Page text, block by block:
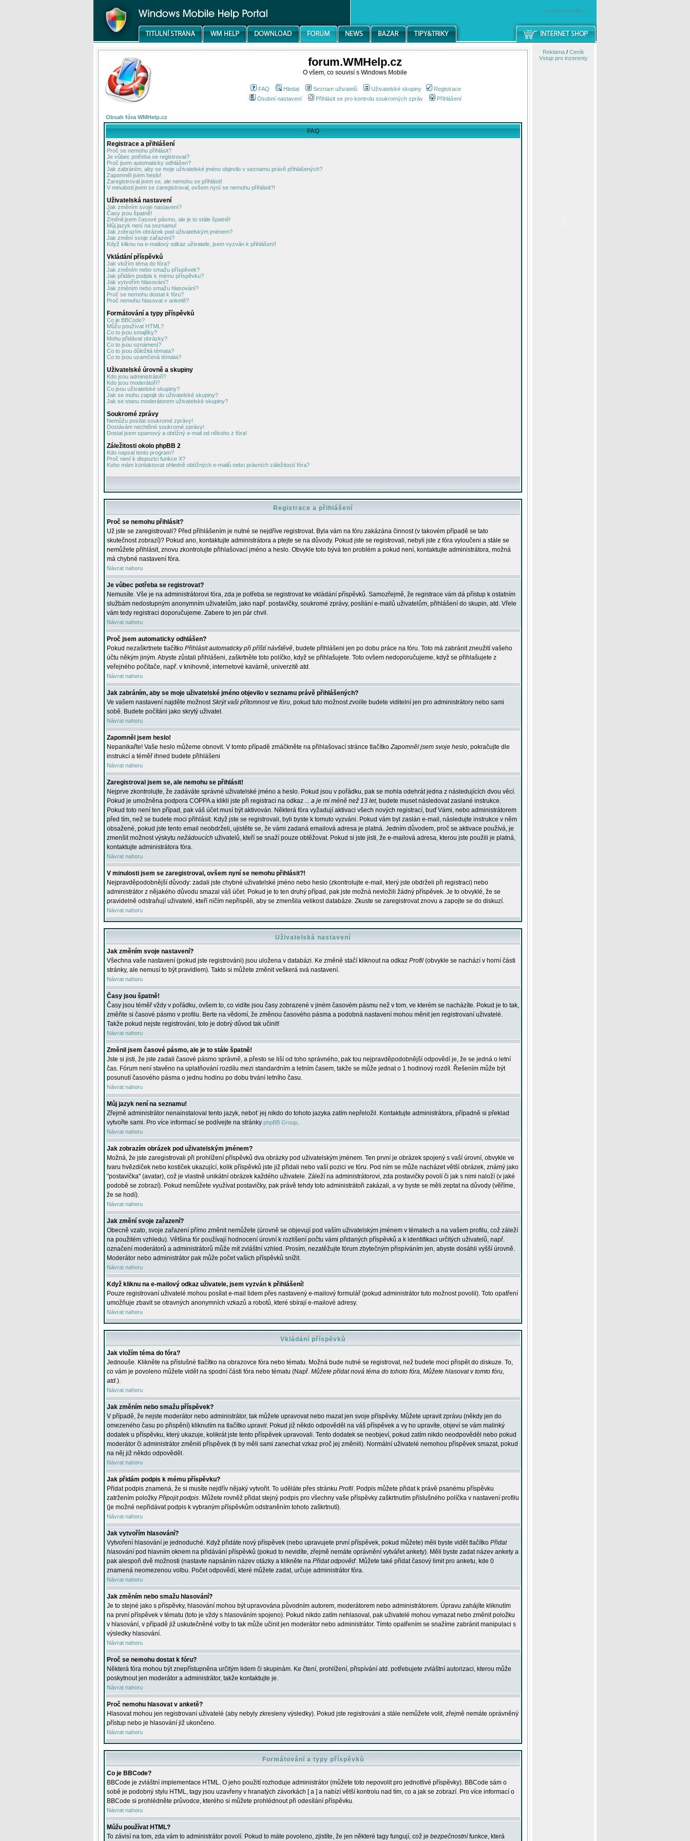
windowsmobile.cz
forum.WMHelp.cz
O všem, co souvisí s Windows Mobile
FAQ Hledat Seznam uživatelů Uživatelské skupiny
Registrace
Osobní nastavení
Přihlásit se pro kontrolu soukromých zpráv Přihlášení
Obsah fóra WMHelp.cz
FAQ
Registrace a přihlášení
Proč se nemohu přihlásit?
Je vůbec potřeba se registrovat?
Proč jsem automaticky odhlášen?
Jak zabráním, aby se moje uživatelské jméno objevilo v seznamu právě přihlášených?
Zapomněl jsem heslo!
Zaregistroval jsem se, ale nemohu se přihlásit!
V minulosti jsem se zaregistroval, ovšem nyní se nemohu přihlásit?!
Uživatelská nastavení
Jak změním svoje nastavení?
Časy jsou špatně!
Změnil jsem časové pásmo, ale je to stále špatně!
Můj jazyk není na seznamu!
Jak zobrazím obrázek pod uživatelským jménem?
Jak změní svoje zařazení?
Když kliknu na e-mailový odkaz uživatele, jsem vyzván k přihlášení!
Vkládání příspěvků
Jak vložím téma do fóra?
Jak změním nebo smažu příspěvek?
Jak přidám podpis k mému příspěvku?
Jak vytvořím hlasování?
Jak změním nebo smažu hlasování?
Proč se nemohu dostat k fóru?
Proč nemohu hlasovat v anketě?
Formátování a typy příspěvků
Co je BBCode?
Můžu používat HTML?
Co to jsou smajlíky?
Mohu přidávat obrázky?
Co to jsou oznámení?
Co to jsou důležitá témata?
Co to jsou uzamčená témata?
Uživatelské úrovně a skupiny
Kdo jsou administrátoři?
Kdo jsou moderátoři?
Co jsou uživatelské skupiny?
Jak se mohu zapojit do uživatelské skupiny?
Jak se stanu moderátorem uživatelské skupiny?
Soukromé zprávy
Nemůžu posílat soukromé zprávy!
Dostávám nechtěné soukromé zprávy!
Dostal jsem spamový a obtížný e-mail od někoho z fóra!
Záležitosti okolo phpBB 2
Kdo napsal tento program?
Proč není k dispozici funkce X?
Koho mám kontaktovat ohledně obtížných e-mailů nebo právních záležitostí fóra?
Registrace a přihlášení
Proč se nemohu přihlásit?
Už jste se zaregistrovali? Před přihlášením je nutné se nejdříve registrovat. Byla vám na fóru zakázána činnost (v takovém případě se tato
skutečnost zobrazí)? Pokud ano, kontaktujte administrátora a ptejte se na důvody. Pokud jste se registrovali, nebyli jste z fóra vyloučeni a stále se
nemůžete přihlásit, znovu zkontrolujte přihlašovací jméno a heslo. Obvykle toto bývá ten problém a pokud není, kontaktujte administrátora, možná
má chybné nastavení fóra.
Návrat nahoru
Je vůbec potřeba se registrovat?
Nemusíte. Vše je na administrátorovi fóra, zda je potřeba se registrovat ke vkládání příspěvků. Samozřejmě, že registrace vám dá přístup k ostatním
službám nedostupným anonymním uživatelům, jako např. postavičky, soukromé zprávy, posílání e-mailů uživatelům, přihlášení do skupin, atd. Vřele
vám tedy registraci doporučujeme. Zabere to jen pár chvil.
Návrat nahoru
Proč jsem automaticky odhlášen?
Pokud nezaškrtnete tlačítko Přihlásit automaticky při příští návštěvě, budete přihlášeni jen po dobu práce na fóru. Toto má zabránit zneužití vašeho
účtu někým jiným. Abyste zůstali přihlášeni, zaškrtněte toto políčko, když se přihlašujete. Toto ovšem nedoporučujeme, když se přihlašujete z
veřejného počítače, např. v knihovně, internetové kavárně, univerzitě atd.
Návrat nahoru
Jak zabráním, aby se moje uživatelské jméno objevilo v seznamu právě přihlášených?
Ve vašem nastavení najděte možnostSkrýt vaši přítomnost ve fóru, pokud tuto možnostzvolíte budete viditelní jen pro administrátory nebo sami
sobě. Budete počítáni jako skrytý uživatel.
Návrat nahoru
Zapomněl jsem heslo!
Nepanikařte! Vaše heslo můžeme obnovit. V tomto případě zmáčkněte na přihlašovací stránce tlačítkoZapomněl jsem svoje heslo, pokračujte dle
instrukcí a téměř ihned budete přihlášeni
Návrat nahoru
Zaregistroval jsem se, ale nemohu se přihlásit!
Nejprve zkontrolujte, že zadáváte správné uživatelské jméno a heslo. Pokud jsou v pořádku, pak se mohla odehrát jedna z následujících dvou věcí.
Pokud je umožněna podpora COPPA a klikli jste při registraci na odkaz ... a je mi méně než 13 let, budete muset následovat zaslané instrukce.
Pokud toto není ten případ, pak váš účet musí být aktivován. Některá fóra vyžadují aktivaci všech nových registrací, buď Vámi, nebo administrátorem
před tím, než se budete moci přihlásit. Když jste se registrovali, byli byste k tomuto vyzváni. Pokud vám byl zaslán e-mail, následujte instrukce v něm
obsažené, pokud jste tento email neobdrželi, ujistěte se, že vámi zadaná emailová adresa je platná. Jedním důvodem, proč se aktivace používá, je
zmenšit možnost výskytu nežádoucích uživatelů, kteří se snaží pouze obtěžovat. Pokud si jste jisti, že e-mailová adresa, kterou jste použili je platná,
kontaktujte administrátora fóra.
Návrat nahoru
V minulosti jsem se zaregistroval, ovšem nyní se nemohu přihlásit?!
Nejpravděpodobnější důvody: zadali jste chybné uživatelské jméno nebo heslo (zkontrolujte e-mail, který jste obdrželi při registraci) nebo
administrátor z nějakého důvodu smazal váš účet. Pokud je to ten druhý případ, pak jste možná nevložili žádný příspěvek. Je to obvyklé, že se
pravidelně odstraňují uživatelé, kteří ničím nepřispěli, aby se zmenšila velikost databáze. Zkuste se zaregistrovat znovu a zapojte se do diskuzí.
Návrat nahoru
Uživatelská nastavení
Jak změním svoje nastavení?
Všechna vaše nastavení (pokud jste registrováni) jsou uložena v databázi. Ke změně stačí kliknout na odkaz Profil (obvykle se nachází v horní části
stránky, ale nemusí to být pravidlem). Takto si můžete změnit veškerá svá nastavení.
Návrat nahoru
Časy jsou špatně!
Časy jsou téměř vždy v pořádku, ovšem to, co vidíte jsou časy zobrazené v jiném časovém pásmu než v tom, ve kterém se nacházíte. Pokud je to tak,
změňte si časové pásmo v profilu. Berte na vědomí, že změnou časového pásma a podobná nastavení mohou měnit jen registrovaní uživatelé.
Takže pokud nejste registrováni, toto je dobrý důvod tak učinit!
Návrat nahoru
Změnil jsem časové pásmo, ale je to stále špatně!
Jste si jisti, že jste zadali časové pásmo správně, a přesto se liší od toho správného, pak tou nejpravděpodobnější odpovědí je, že se jedná o letní
čas. Fórum není stavěno na uplatňování rozdílu mezi standardním a letním časem, takže se může jednat o 1 hodinový rozdíl. Řešením může být
posunutí časového pásma o jednu hodinu po dobu trvání letního času.
Návrat nahoru
Můj jazyk není na seznamu!
Zřejmě administrátor nenainstaloval tento jazyk, neboť jej nikdo do tohoto jazyka zatím nepřeložil. Kontaktujte administrátora, případně si překlad
vytvořte sami. Pro více informací se podívejte na stránky phpBB Group.
Návrat nahoru
Jak zobrazím obrázek pod uživatelským jménem?
Možná, že jste zaregistrovali při prohlížení příspěvků dva obrázky pod uživatelským jménem. Ten první je obrázek spojený s vaší úrovní, obvykle ve
tvaru hvězdiček nebo kostiček ukazující, kolik příspěvků jste již přidali nebo vaší pozici ve fóru. Pod ním se může nacházet větší obrázek, známý jako
"postavička" (avatar), což je vlastně unikátní obrázek každého uživatele. Záleží na administrátorovi, zda postavičky povolí či jak s nimi naloží (v jaké
podobě se zobrazí). Pokud nemůžete využívat postavičky, pak právě tehdy toto administrátoři zakázali, a vy byste se měli zeptat na důvody (věříme,
že se hodí).
Návrat nahoru
Jak změní svoje zařazení?
Obecně vzato, svoje zařazení přímo změnit nemůžete (úrovně se objevují pod vaším uživatelským jménem v tématech a na vašem profilu, což záleží
na použitém vzhledu). Většina fór používají hodnocení úrovní k rozlišení počtu vámi přidaných příspěvků a k identifikaci určitých uživatelů, např.
označení moderátorů a administrátorů může mít zvláštní vzhled. Prosím, nezatěžujte fórum zbytečným přispíváním jen, abyste dosáhli vyšší úrovně.
Moderátor nebo administrátor pak může počet vašich příspěvků snížit.
Návrat nahoru
Když kliknu na e-mailový odkaz uživatele, jsem vyzván k přihlášení!
Pouze registrovaní uživatelé mohou posílat e-mail lidem přes nastavený e-mailový formulář (pokud administrátor tuto možnost povolil). Toto opatření
umožňuje zbavit se otravných anonymních vzkazů a robotů, které sbírají e-mailové adresy.
Návrat nahoru
Vkládání příspěvků
Jak vložím téma do fóra?
Jednouše. Klikněte na příslušné tlačítko na obrazovce fóra nebo tématu. Možná bude nutné se registrovat, než budete moci přispět do diskuze. To,
co vám je povoleno můžete vidět na spodní části fóra nebo tématu (Např. Můžete přidat nová téma do tohoto fóra, Můžete hlasovat v tomto fóru,
atd.).
Návrat nahoru
Jak změním nebo smažu příspěvek?
V případě, že nejste moderátor nebo administrátor, tak můžete upravovat nebo mazat jen svoje příspěvky. Můžete upravit zprávu (někdy jen do
omezeného času po přispění) kliknutím na tlačítko upravit. Pokud již někdo odpověděl na váš příspěvek a vy ho upravíte, objeví se vám malinký
dodatek u příspěvku, který ukazuje, kolikrát jste tento příspěvek upravovali. Tento dodatek se neobjeví, pokud zatím nikdo neodpověděl nebo pokud
moderátor či administrátor změnili příspěvek (ti by měli sami zanechat vzkaz proč jej změnili). Normální uživatelé nemohou příspěvek smazat, pokud
na něj již někdo odpověděl.
Návrat nahoru
Jak přidám podpis k mému příspěvku?
Přidat podpis znamená, že si musíte nejdřív nějaký vytvořit. To uděláte přes stránku Profil. Podpis můžete přidat k právě psanému příspěvku
zatržením položky Připojit podpis. Můžete rovněž přidat stejný podpis pro všechny vaše příspěvky zaškrtnutím příslušného políčka v nastavení profilu
(je možné nepřidávat podpis k vybraným příspěvkům odstraněním tohoto zaškrtnutí).
Návrat nahoru
Jak vytvořím hlasování?
Vytvoření hlasování je jednoduché. Když přidáte nový příspěvek (nebo upravujete první příspěvek, pokud můžete) měli byste vidět tlačítko Přidat
hlasování pod hlavním oknem na přidávání příspěvků (pokud to nevidíte, zřejmě nemáte oprávnění vytvářet ankety). Měli byste zadat název ankety a
pak alespoň dvě možnosti (nastavte napsáním název otázky a klikněte na Přidat odpověď. Můžete také přidat časový limit pro anketu, kde 0
znamená neomezenou volbu. Počet odpovědí, které můžete zadat, určuje administrátor fóra.
Návrat nahoru
Jak změním nebo smažu hlasování?
Je to stejné jako s příspěvky, hlasování mohou být upravována původním autorem, moderátorem nebo administrátorem. Úpravu zahájíte kliknutím
na první příspěvek v tématu (toto je vždy s hlasováním spojeno). Pokud nikdo zatím nehlasoval, pak uživatelé mohou vymazat nebo změnit položku
v hlasování, v případě již uskutečněné volby to tak může učinit jen moderátor nebo administrátor. Tímto opatřením se snažíme zabránit manipulaci s
výsledky hlasování.
Návrat nahoru
Proč se nemohu dostat k fóru?
Některá fóra mohou být znepřístupněna určitým lidem či skupinám. Ke čtení, prohlížení, přispívání atd. potřebujete zvláštní autorizaci, kterou může
poskytnout jen moderátor a administrátor, takže kontaktujte je.
Návrat nahoru
Proč nemohu hlasovat v anketě?
Hlasovat mohou jen registrovaní uživatelé (aby nebyly zkresleny výsledky). Pokud jste registrováni a stále nemůžete volit, zřejmě nemáte oprávněný
přístup nebo je hlasování již ukončeno.
Návrat nahoru
Formátování a typy příspěvků
Co je BBCode?
BBCode je zvláštní implementace HTML. O jeho použití rozhoduje administrátor (můžete toto nepovolit pro jednotlivé příspěvky). BBCode sám o
sobě je podobný stylu HTML, tagy jsou uzavřeny v hranatých závorkách [ a ] a nabízí větší kontrolu nad tím, co a jak se zobrazí. Pro více informací o
BBCode si prohlédněte průvodce, kterého si můžete prohlédnout při odesílání příspěvku.
Návrat nahoru
Můžu používat HTML?
To závisí na tom, zda vám to administrátor povolí. Pokud to máte povoleno, zjistíte, že jen některé tagy fungují, což je bezpečnostní funkce, která
Reklama/ Ceník
Vstup pro inzerenty